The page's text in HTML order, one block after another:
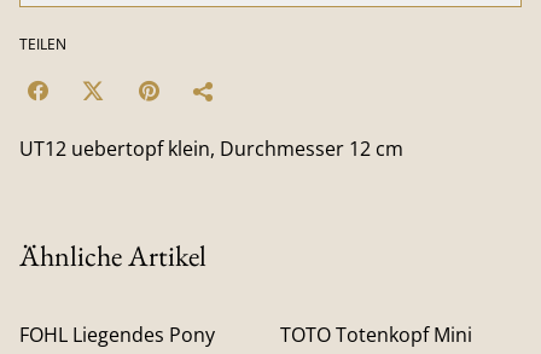
TEILEN
UT12 uebertopf klein, Durchmesser 12 cm
Ähnliche Artikel
FOHL Liegendes Pony
TOTO Totenkopf Mini